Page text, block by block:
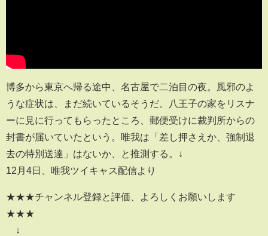
博多から東京へ帰る途中、名古屋で二泊目の夜。風邪のよ
うな症状は、まだ続いているそうだ。八王子の家をリスナ
ーに見に行ってもらったところ、郵便受けに裁判所からの
封書が届いていたという。唯我は「差し押さえか、強制退
去の特別送達」はないか、と推測する。↓
12月4日、唯我ツイキャス配信より
★★★チャンネル登録と評価、よろしくお願いします
★★★
↓